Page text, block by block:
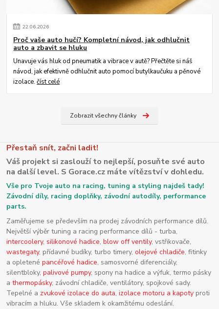
22.06.2026
Proč vaše auto hučí? Kompletní návod, jak odhlučnit
auto a zbavit se hluku
Unavuje vás hluk od pneumatik a vibrace v autě? Přečtěte si náš
návod, jak efektivně odhlučnit auto pomocí butylkaučuku a pěnové
izolace.číst celé
Zobrazit všechny články
Přestaň snít, začni ladit!
Váš projekt si zaslouží to nejlepší, posuňte své auto
na další level. S Gorace.cz máte vítězství v dohledu.
Vše pro Tvoje auto na racing, tuning a styling najdeš tady!
Závodní díly, racing doplňky, závodní autodíly, performance
parts.
Zaměřujeme se především na prodej závodních performance dílů.
Největší výběr tuning a racing performance dílů - turba,
intercoolery,silikonové hadice,blow off ventily, vstřikovače,
wastegaty, přídavné budíky, turbo timery,olejové chladiče, fitinky
a opletenépancéřové hadice, samosvorné diferenciály,
silentbloky,palivové pumpy, spony na hadice a výfuk, termo pásky
athermopásky, závodní chladiče, ventilátory, spojkové sady.
Tepelné a zvukové izolace do auta,izolace motoru a kapoty proti
vibracím a hluku. Vše skladem k okamžitému odeslání.